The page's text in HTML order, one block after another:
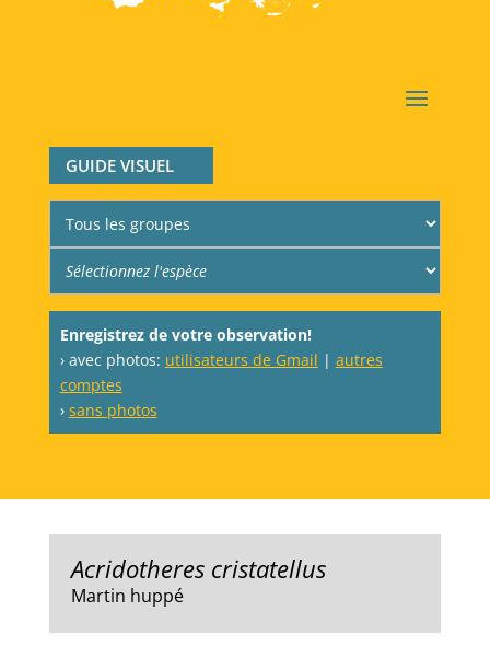
GUIDE VISUEL
Enregistrez de votre observation!
› avec photos: utilisateurs de Gmail | autres
comptes
› sans photos
Acridotheres cristatellus
Martin huppé